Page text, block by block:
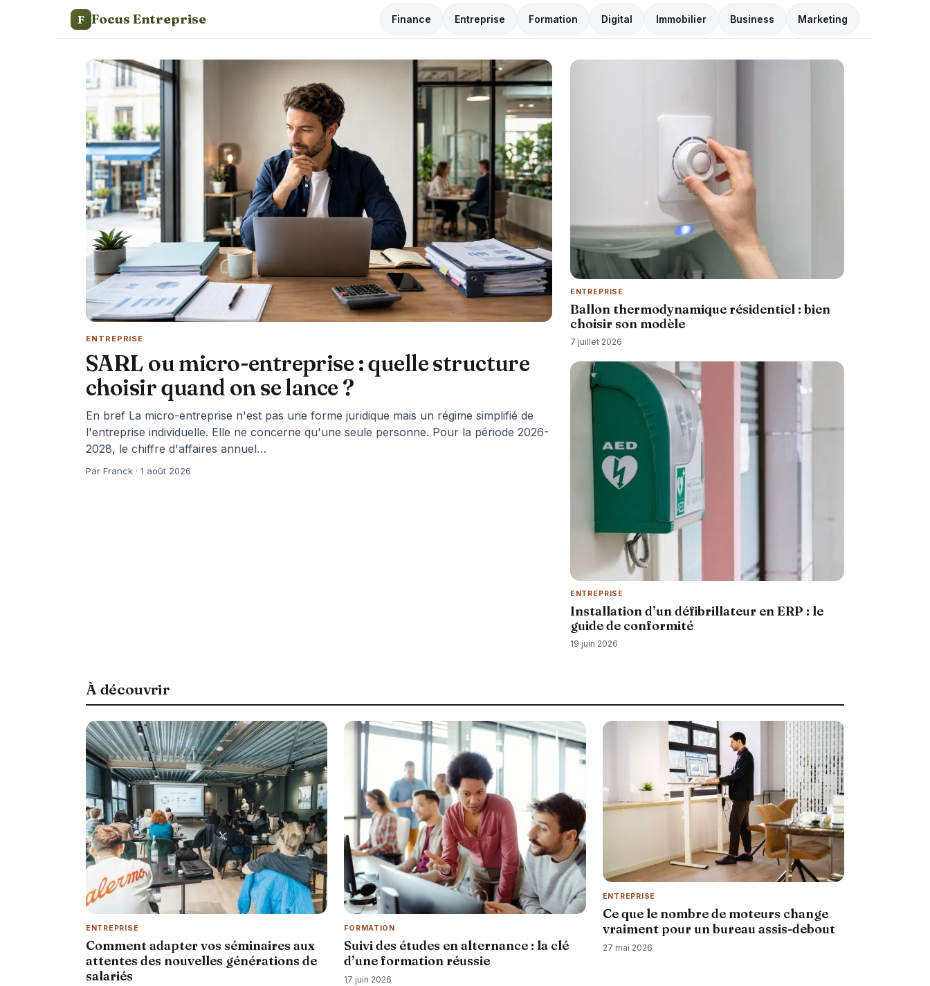
F Focus Entreprise Finance Entreprise Formation Digital Immobilier Business Marketing
ENTREPRISE
SARL ou micro-entreprise : quelle structure
choisir quand on se lance ?
En bref La micro-entreprise n'est pas une forme juridique mais un régime simplifié de
l'entreprise individuelle. Elle ne concerne qu'une seule personne. Pour la période 2026-
2028, le chiffre d'affaires annuel…
Par Franck · 1 août 2026
ENTREPRISE
Ballon thermodynamique résidentiel : bien
choisir son modèle
7 juillet 2026
ENTREPRISE
Installation d’un défibrillateur en ERP : le
guide de conformité
19 juin 2026
À découvrir
ENTREPRISE
Comment adapter vos séminaires aux
attentes des nouvelles générations de
salariés
FORMATION
Suivi des études en alternance : la clé
d’une formation réussie
17 juin 2026
ENTREPRISE
Ce que le nombre de moteurs change
vraiment pour un bureau assis-debout
27 mai 2026